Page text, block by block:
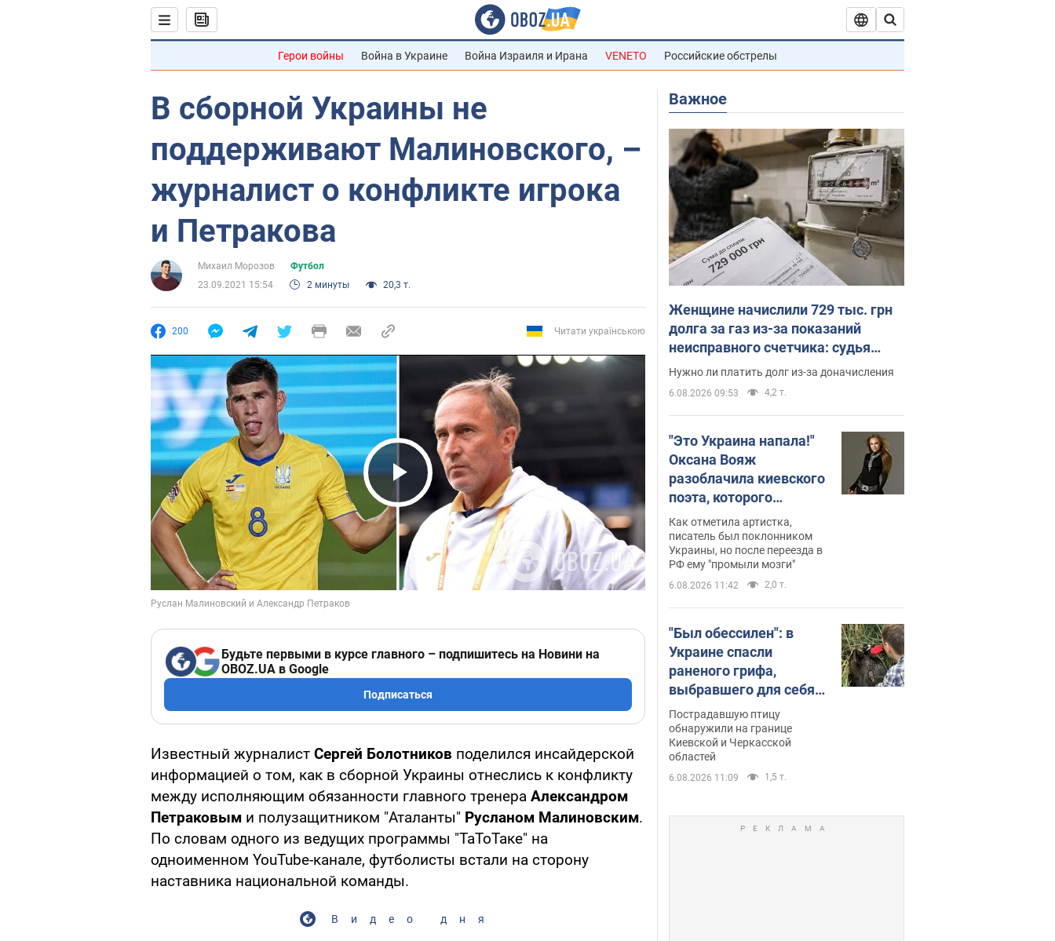
Герои войны Война в Украине Война Израиля и Ирана VENETO Российские обстрелы
В сборной Украины не
поддерживают Малиновского, –
журналист о конфликте игрока
и Петракова
Михаил Морозов
Футбол
23.09.2021 15:54
2 минуты 20,3 т.
200 Читати українською
Play Video
Будьте первыми в курсе главного – подпишитесь на Новини на
OBOZ.UA в Google
Подписаться
Известный журналист Сергей Болотников поделился инсайдерской
информацией о том, как в сборной Украины отнеслись к конфликту
между исполняющим обязанности главного тренера Александром
Петраковым и полузащитником "Аталанты" Русланом Малиновским.
По словам одного из ведущих программы "ТаТоТаке" на
одноименном YouTube-канале, футболисты встали на сторону
наставника национальной команды.
Видео дня
Важное
Женщине начислили 729 тыс. грн
долга за газ из-за показаний
неисправного счетчика: судья
вынес неожиданное решение
Нужно ли платить долг из-за доначисления
6.08.2026 09:53 4,2 т.
"Это Украина напала!"
Оксана Вояж
разоблачила киевского
поэта, которого
"зазомбировали": он
даже русского не знал,
а теперь хочет
геноцида украинцев
Как отметила артистка,
писатель был поклонником
Украины, но после переезда в
РФ ему "промыли мозги"
6.08.2026 11:42 2,0 т.
"Был обессилен": в
Украине спасли
раненого грифа,
выбравшего для себя
нетипичный маршрут.
Фото
Пострадавшую птицу
обнаружили на границе
Киевской и Черкасской
областей
6.08.2026 11:09 1,5 т.